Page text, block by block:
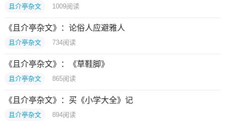
且介亭杂文 1009阅读
《且介亭杂文》：论俗人应避雅人
且介亭杂文 734阅读
《且介亭杂文》：《草鞋脚》
且介亭杂文 865阅读
《且介亭杂文》：买《小学大全》记
且介亭杂文 894阅读